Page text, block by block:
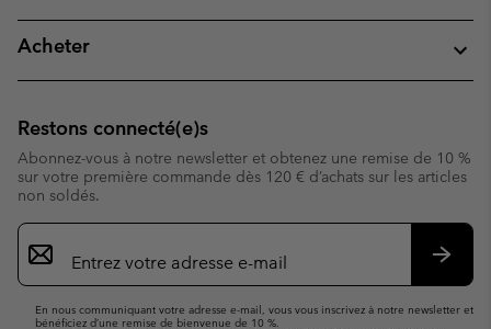
Acheter
Restons connecté(e)s
Abonnez-vous à notre newsletter et obtenez une remise de 10 %
sur votre première commande dès 120 € d’achats sur les articles
non soldés.
Inscription
par
e-
En nous communiquant votre adresse e-mail, vous vous inscrivez à notre newsletter et
bénéficiez d’une remise de bienvenue de 10 %.